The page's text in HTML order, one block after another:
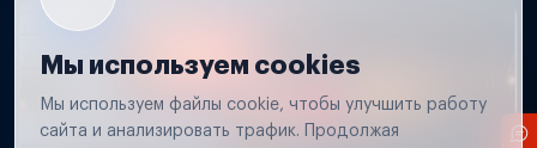
Мы используем cookies
Мы используем файлы cookie, чтобы улучшить работу
сайта и анализировать трафик. Продолжая